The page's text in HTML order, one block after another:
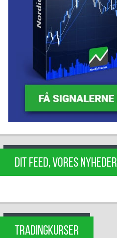
DIT FEED, VORES NYHEDER
TRADINGKURSER